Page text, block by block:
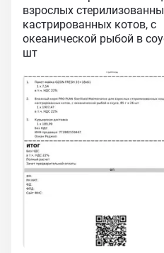
взрослых
кастрированных котов, с
океанической рыбой в
шт